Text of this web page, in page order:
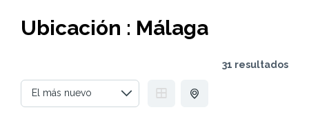
Ubicación : Málaga
31 resultados